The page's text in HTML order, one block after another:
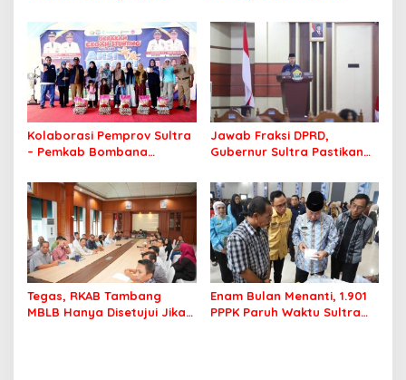
Tiga Kabupaten Unggulan
Kolaborasi Pemprov Sultra
– Pemkab Bombana
SMAN 7 Bombana
Jawab Fraksi DPRD,
Gubernur Sultra Pastikan
Jadi Prioritas
Tegas, RKAB Tambang
MBLB Hanya Disetujui Jika
Enam Bulan Menanti, 1.901
PPPK Paruh Waktu Sultra